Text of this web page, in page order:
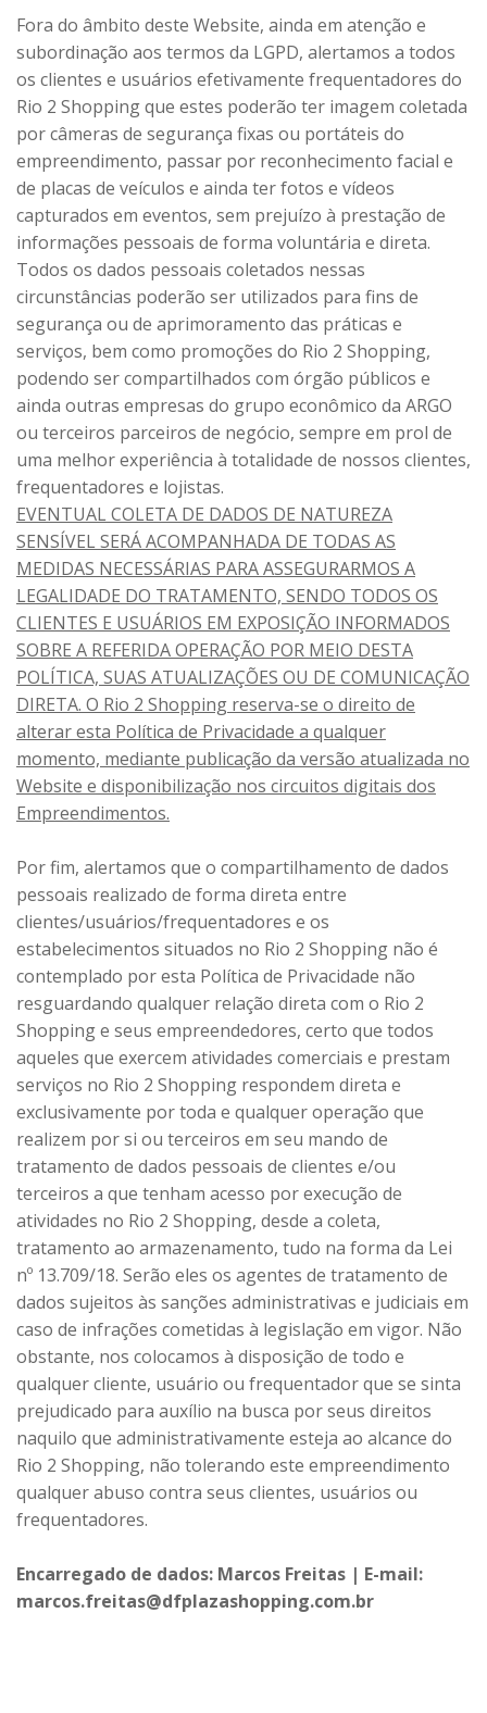
Fora do âmbito deste Website, ainda em atenção e
subordinação aos termos da LGPD, alertamos a todos
os clientes e usuários efetivamente frequentadores do
Rio 2 Shopping que estes poderão ter imagem coletada
por câmeras de segurança fixas ou portáteis do
empreendimento, passar por reconhecimento facial e
de placas de veículos e ainda ter fotos e vídeos
capturados em eventos, sem prejuízo à prestação de
informações pessoais de forma voluntária e direta.
Todos os dados pessoais coletados nessas
circunstâncias poderão ser utilizados para fins de
segurança ou de aprimoramento das práticas e
serviços, bem como promoções do Rio 2 Shopping,
podendo ser compartilhados com órgão públicos e
ainda outras empresas do grupo econômico da ARGO
ou terceiros parceiros de negócio, sempre em prol de
uma melhor experiência à totalidade de nossos clientes,
frequentadores e lojistas.
EVENTUAL COLETA DE DADOS DE NATUREZA
SENSÍVEL SERÁ ACOMPANHADA DE TODAS AS
MEDIDAS NECESSÁRIAS PARA ASSEGURARMOS A
LEGALIDADE DO TRATAMENTO, SENDO TODOS OS
CLIENTES E USUÁRIOS EM EXPOSIÇÃO INFORMADOS
SOBRE A REFERIDA OPERAÇÃO POR MEIO DESTA
POLÍTICA, SUAS ATUALIZAÇÕES OU DE COMUNICAÇÃO
DIRETA. O Rio 2 Shopping reserva-se o direito de
alterar esta Política de Privacidade a qualquer
momento, mediante publicação da versão atualizada no
Website e disponibilização nos circuitos digitais dos
Empreendimentos.
Por fim, alertamos que o compartilhamento de dados
pessoais realizado de forma direta entre
clientes/usuários/frequentadores e os
estabelecimentos situados no Rio 2 Shopping não é
contemplado por esta Política de Privacidade não
resguardando qualquer relação direta com o Rio 2
Shopping e seus empreendedores, certo que todos
aqueles que exercem atividades comerciais e prestam
serviços no Rio 2 Shopping respondem direta e
exclusivamente por toda e qualquer operação que
realizem por si ou terceiros em seu mando de
tratamento de dados pessoais de clientes e/ou
terceiros a que tenham acesso por execução de
atividades no Rio 2 Shopping, desde a coleta,
tratamento ao armazenamento, tudo na forma da Lei
nº 13.709/18. Serão eles os agentes de tratamento de
dados sujeitos às sanções administrativas e judiciais em
caso de infrações cometidas à legislação em vigor. Não
obstante, nos colocamos à disposição de todo e
qualquer cliente, usuário ou frequentador que se sinta
prejudicado para auxílio na busca por seus direitos
naquilo que administrativamente esteja ao alcance do
Rio 2 Shopping, não tolerando este empreendimento
qualquer abuso contra seus clientes, usuários ou
frequentadores.
Encarregado de dados: Marcos Freitas | E-mail:
marcos.freitas@dfplazashopping.com.br